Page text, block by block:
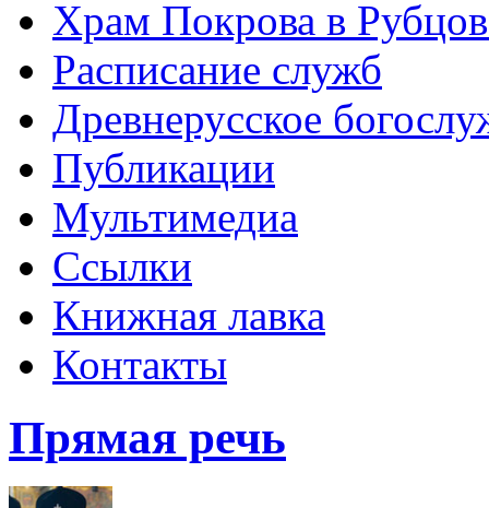
Храм Покрова в
Расписание служб
Древнерусское
Публикации
Мультимедиа
Ссылки
Книжная лавка
Контакты
Прямая речь